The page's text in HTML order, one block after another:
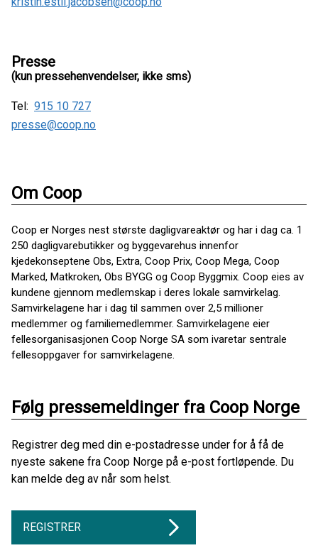
Presse
(kun pressehenvendelser, ikke sms)
Tel: 915 10 727
presse@coop.no
Om Coop
Coop er Norges nest største dagligvareaktør og har i dag ca. 1
250 dagligvarebutikker og byggevarehus innenfor
kjedekonseptene Obs, Extra, Coop Prix, Coop Mega, Coop
Marked, Matkroken, Obs BYGG og Coop Byggmix. Coop eies av
kundene gjennom medlemskap i deres lokale samvirkelag.
Samvirkelagene har i dag til sammen over 2,5 millioner
medlemmer og familiemedlemmer. Samvirkelagene eier
fellesorganisasjonen Coop Norge SA som ivaretar sentrale
fellesoppgaver for samvirkelagene.
Følg pressemeldinger fra Coop Norge
Registrer deg med din e-postadresse under for å få de
nyeste sakene fra Coop Norge på e-post fortløpende. Du
kan melde deg av når som helst.
REGISTRER